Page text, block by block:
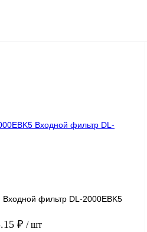
Входной фильтр DL-2000EBK5
₽ / шт